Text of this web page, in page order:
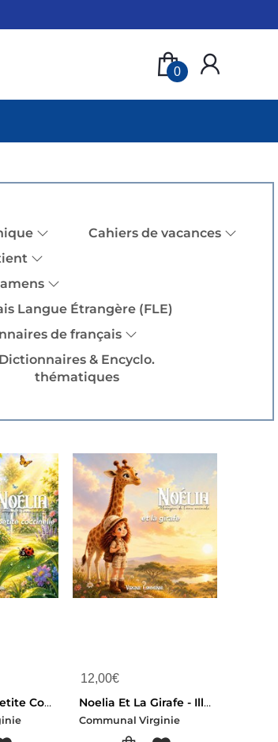
0
Cahiers de vacances
Langue Étrangère (FLE)
de français
Dictionnaires & Encyclo.
thématiques
Noelia Et La Petite Coccinelle - Illustrations, Couleur
12,00€
Noelia Et La Girafe - Illustrations, Couleur
Communal Virginie